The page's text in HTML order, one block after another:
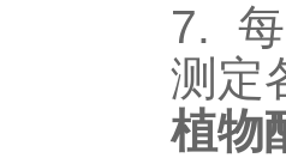
7.
测定
植物